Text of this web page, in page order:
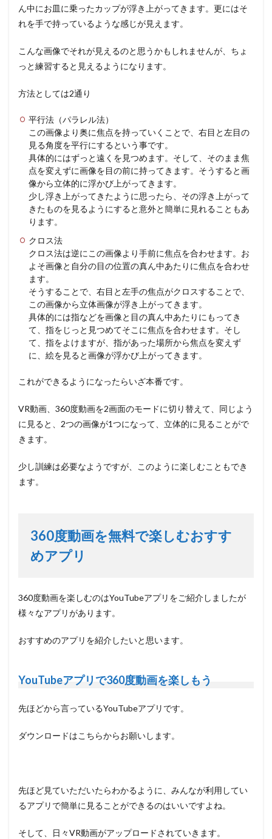
ん中にお皿に乗ったカップが浮き上がってきます。更にはそ
れを手で持っているような感じが見えます。
こんな画像でそれが見えるのと思うかもしれませんが、ちょ
っと練習すると見えるようになります。
方法としては2通り
平行法（パラレル法）
この画像より奥に焦点を持っていくことで、右目と左目の
見る角度を平行にするという事です。
具体的にはずっと遠くを見つめます。そして、そのまま焦
点を変えずに画像を目の前に持ってきます。そうすると画
像から立体的に浮かび上がってきます。
少し浮き上がってきたように思ったら、その浮き上がって
きたものを見るようにすると意外と簡単に見れることもあ
ります。
クロス法
クロス法は逆にこの画像より手前に焦点を合わせます。お
よそ画像と自分の目の位置の真ん中あたりに焦点を合わせ
ます。
そうすることで、右目と左手の焦点がクロスすることで、
この画像から立体画像が浮き上がってきます。
具体的には指などを画像と目の真ん中あたりにもってき
て、指をじっと見つめてそこに焦点を合わせます。そし
て、指をよけますが、指があった場所から焦点を変えず
に、絵を見ると画像が浮かび上がってきます。
これができるようになったらいざ本番です。
VR動画、360度動画を2画面のモードに切り替えて、同じよう
に見ると、2つの画像が1つになって、立体的に見ることがで
きます。
少し訓練は必要なようですが、このように楽しむこともでき
ます。
360度動画を無料で楽しむおすす
めアプリ
360度動画を楽しむのはYouTubeアプリをご紹介しましたが
様々なアプリがあります。
おすすめのアプリを紹介したいと思います。
YouTubeアプリで360度動画を楽しもう
先ほどから言っているYouTubeアプリです。
ダウンロードはこちらからお願いします。
先ほど見ていただいたらわかるように、みんなが利用してい
るアプリで簡単に見ることができるのはいいですよね。
そして、日々VR動画がアップロードされていきます。